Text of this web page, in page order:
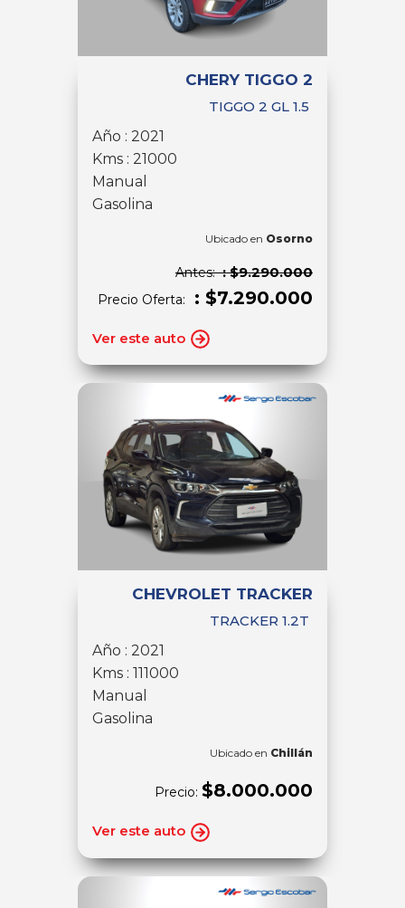
CHERY TIGGO 2
TIGGO 2 GL 1.5
Año : 2021
Kms : 21000
Manual
Gasolina
Ubicado en Osorno
Antes:: $9.290.000
Precio Oferta: : $7.290.000
Ver este auto
CHEVROLET TRACKER
TRACKER 1.2T
Año : 2021
Kms : 111000
Manual
Gasolina
Ubicado en Chillán
Precio: $8.000.000
Ver este auto